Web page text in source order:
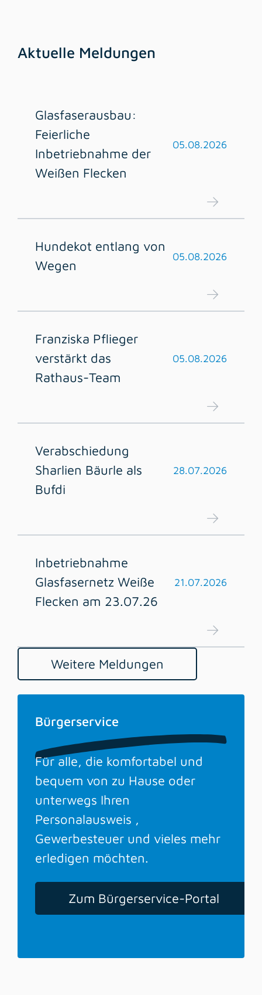
Aktuelle Meldungen
05.08.2026
Glasfaserausbau:
Feierliche
Inbetriebnahme der
Weißen Flecken
05.08.2026
Hundekot entlang von
Wegen
05.08.2026
Franziska Pflieger
verstärkt das
Rathaus-Team
28.07.2026
Verabschiedung
Sharlien Bäurle als
Bufdi
21.07.2026
Inbetriebnahme
Glasfasernetz Weiße
Flecken am 23.07.26
Weitere Meldungen
Bürgerservice
Für alle, die komfortabel und
bequem von zu Hause oder
unterwegs Ihren
Personalausweis ,
Gewerbesteuer und vieles mehr
erledigen möchten.
Zum Bürgerservice-Portal